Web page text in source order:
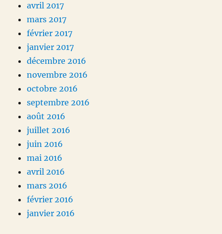
avril 2017
mars 2017
février 2017
janvier 2017
décembre 2016
novembre 2016
octobre 2016
septembre 2016
août 2016
juillet 2016
juin 2016
mai 2016
avril 2016
mars 2016
février 2016
janvier 2016